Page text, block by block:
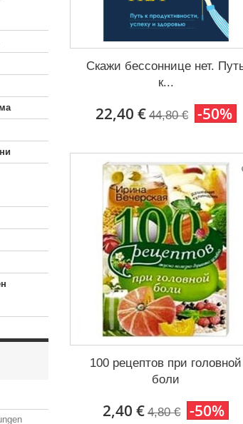
Скажи бессоннице нет.
к...
22,40 € 44,80 € -50%
100 рецептов при головной
боли
2,40 € 4,80 € -50%